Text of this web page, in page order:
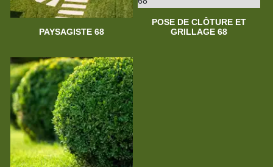
PAYSAGISTE 68
POSE DE CLÔTURE ET
GRILLAGE 68